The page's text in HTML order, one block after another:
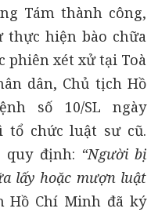
Tám thành công,
thực hiện bào chữa
phiên xét xử tại Toà
dân, Chủ tịch Hồ
số 10/SL ngày
tổ chức luật sư cũ.
quy định: “Người bị
lấy hoặc mượn luật
Hồ Chí Minh đã ký